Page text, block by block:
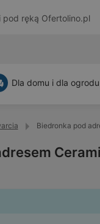
pod ręką Ofertolino.pl
Dla domu i dla ogrodu
Biedronka pod